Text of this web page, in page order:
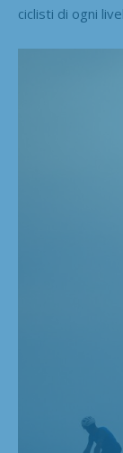
ciclisti di ogni